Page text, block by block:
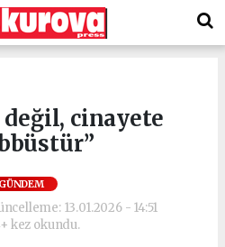
değil, cinayete
GÜNDEM
13.01.2026 - 14:51
kez okundu.